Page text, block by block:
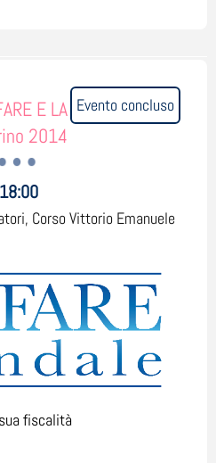
Evento concluso
E LA
2014
Corso Vittorio Emanuele
fiscalità